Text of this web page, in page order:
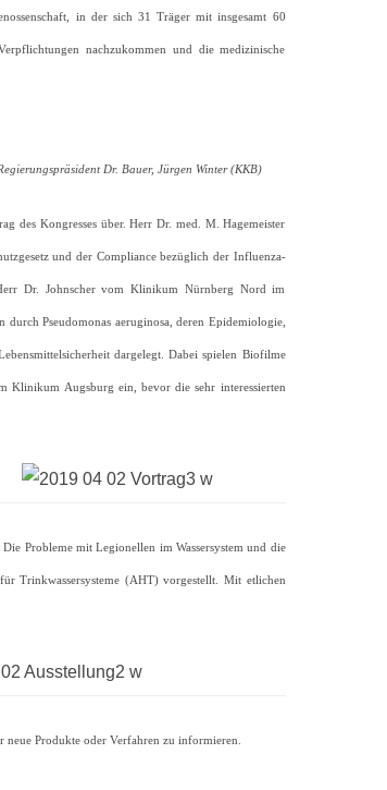
in der sich 31 Träger mit insgesamt 60
nachzukommen und die medizinische
Dr. Bauer, Jürgen Winter (KKB)
des Kongresses über. Herr Dr. med. M. Hagemeister
und der Compliance bezüglich der Influenza-
Dr. Johnscher vom Klinikum Nürnberg Nord im
Pseudomonas aeruginosa, deren Epidemiologie,
dargelegt. Dabei spielen Biofilme
Klinikum Augsburg ein, bevor die sehr interessierten
Probleme mit Legionellen im Wassersystem und die
Trinkwassersysteme (AHT) vorgestellt. Mit etlichen
neue Produkte oder Verfahren zu informieren.